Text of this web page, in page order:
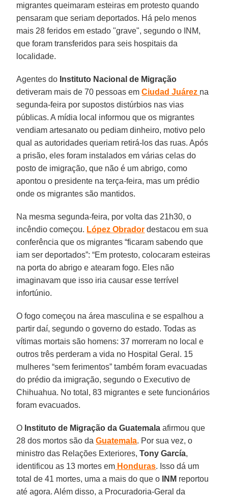
migrantes queimaram esteiras em protesto quando
pensaram que seriam deportados. Há pelo menos
mais 28 feridos em estado "grave", segundo o INM,
que foram transferidos para seis hospitais da
localidade.
Agentes do Instituto Nacional de Migração
detiveram mais de 70 pessoas emCiudad Juárez na
segunda-feira por supostos distúrbios nas vias
públicas. A mídia local informou que os migrantes
vendiam artesanato ou pediam dinheiro, motivo pelo
qual as autoridades queriam retirá-los das ruas. Após
a prisão, eles foram instalados em várias celas do
posto de imigração, que não é um abrigo, como
apontou o presidente na terça-feira, mas um prédio
onde os migrantes são mantidos.
Na mesma segunda-feira, por volta das 21h30, o
incêndio começou. López Obrador destacou em sua
conferência que os migrantes “ficaram sabendo que
iam ser deportados”: “Em protesto, colocaram esteiras
na porta do abrigo e atearam fogo. Eles não
imaginavam que isso iria causar esse terrível
infortúnio.
O fogo começou na área masculina e se espalhou a
partir daí, segundo o governo do estado. Todas as
vítimas mortais são homens: 37 morreram no local e
outros três perderam a vida no Hospital Geral. 15
mulheres “sem ferimentos” também foram evacuadas
do prédio da imigração, segundo o Executivo de
Chihuahua. No total, 83 migrantes e sete funcionários
foram evacuados.
O Instituto de Migração da Guatemala afirmou que
28 dos mortos são daGuatemala. Por sua vez, o
ministro das Relações Exteriores,Tony García,
identificou as 13 mortes em Honduras. Isso dá um
total de 41 mortes, uma a mais do que o
INM reportou
até agora. Além disso, a Procuradoria-Geral da